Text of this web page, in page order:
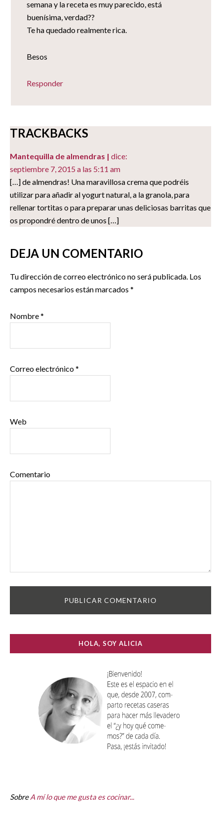
semana y la receta es muy parecido, está
buenísima, verdad??
Te ha quedado realmente rica.
Besos
Responder
TRACKBACKS
Mantequilla de almendras | dice:
septiembre 7, 2015 a las 5:11 am
[…] de almendras! Una maravillosa crema que podréis
utilizar para añadir al yogurt natural, a la granola, para
rellenar tortitas o para preparar unas deliciosas barritas que
os propondré dentro de unos […]
DEJA UN COMENTARIO
Tu dirección de correo electrónico no será publicada. Los
campos necesarios están marcados *
Nombre*
Correo electrónico*
Web
Comentario
HOLA, SOY ALICIA
SobreA mí lo que me gusta es cocinar...